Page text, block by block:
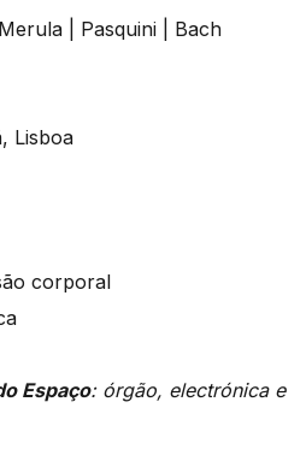
| Pasquini | Bach
Lisboa
corporal
Espaço: órgão, electrónica e